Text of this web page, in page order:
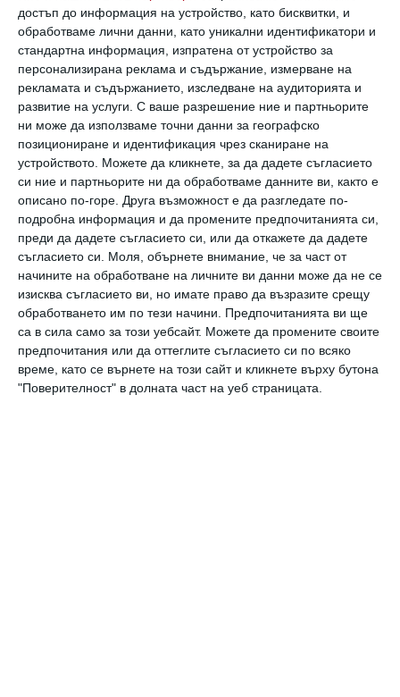
достъп до информация на устройство, като бисквитки, и
обработваме лични данни, като уникални идентификатори и
стандартна информация, изпратена от устройство за
персонализирана реклама и съдържание, измерване на
рекламата и съдържанието, изследване на аудиторията и
развитие на услуги. С ваше разрешение ние и партньорите
ни може да използваме точни данни за географско
позициониране и идентификация чрез сканиране на
устройството. Можете да кликнете, за да дадете съгласието
си ние и партньорите ни да обработваме данните ви, както е
описано по-горе. Друга възможност е да разгледате по-
подробна информация и да промените предпочитанията си,
преди да дадете съгласието си, или да откажете да дадете
съгласието си. Моля, обърнете внимание, че за част от
начините на обработване на личните ви данни може да не се
изисква съгласието ви, но имате право да възразите срещу
обработването им по тези начини. Предпочитанията ви ще
са в сила само за този уебсайт. Можете да промените своите
предпочитания или да оттеглите съгласието си по всяко
време, като се върнете на този сайт и кликнете върху бутона
"Поверителност" в долната част на уеб страницата.
автоагресия. Може да сте склонни да
въплъщавате благополучието си само във
въображението, а в действителност да се
задоволявате с малко – имате сложни,
нещастни лични взаимоотношения, както и
работа, която буквално ви разболява,
защото дълбоко в себе си „пазите“
посланието на майка си, което тя
несъзнателно ви е предала като дълбока
настройка:„Ти не си достоен за щастие и
любов, богатството и красотата на този
свят не са за теб!“.
Един ден, когато ресурсите ви са